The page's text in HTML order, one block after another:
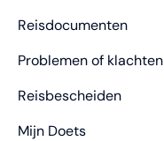
Reisdocumenten
Problemen of klachten
Reisbescheiden
Mijn Doets